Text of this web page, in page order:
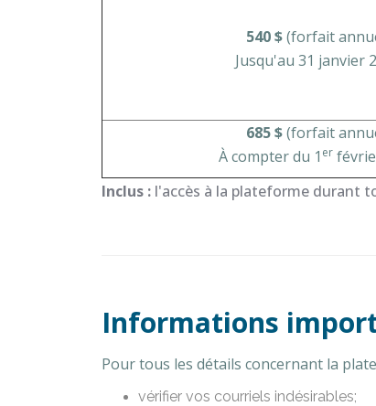
540 $(forfait
Jusqu'au 31 janvier
685 $(forfait
À compter du 1 er
Inclus : l'accès à la plateforme durant
Informations
Pour tous les détails concernant la
vérifier vos courriels indésirables;